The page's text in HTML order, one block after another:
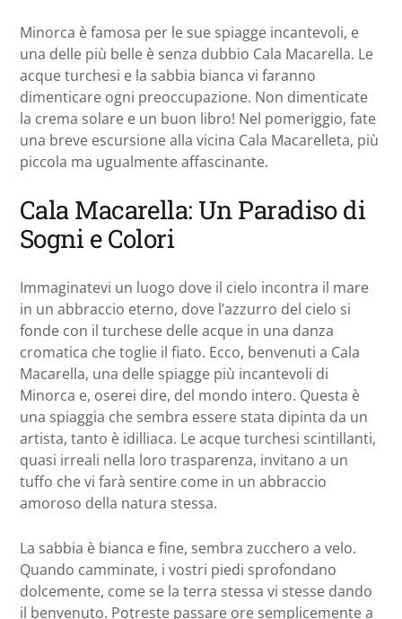
Minorca è famosa per le sue spiagge incantevoli, e
una delle più belle è senza dubbio Cala Macarella. Le
acque turchesi e la sabbia bianca vi faranno
dimenticare ogni preoccupazione. Non dimenticate
la crema solare e un buon libro! Nel pomeriggio, fate
una breve escursione alla vicina Cala Macarelleta, più
piccola ma ugualmente affascinante.
Cala Macarella: Un Paradiso di
Sogni e Colori
Immaginatevi un luogo dove il cielo incontra il mare
in un abbraccio eterno, dove l’azzurro del cielo si
fonde con il turchese delle acque in una danza
cromatica che toglie il fiato. Ecco, benvenuti a Cala
Macarella, una delle spiagge più incantevoli di
Minorca e, oserei dire, del mondo intero. Questa è
una spiaggia che sembra essere stata dipinta da un
artista, tanto è idilliaca. Le acque turchesi scintillanti,
quasi irreali nella loro trasparenza, invitano a un
tuffo che vi farà sentire come in un abbraccio
amoroso della natura stessa.
La sabbia è bianca e fine, sembra zucchero a velo.
Quando camminate, i vostri piedi sprofondano
dolcemente, come se la terra stessa vi stesse dando
il benvenuto. Potreste passare ore semplicemente a